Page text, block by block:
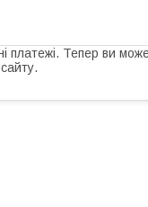
платежі. Тепер ви